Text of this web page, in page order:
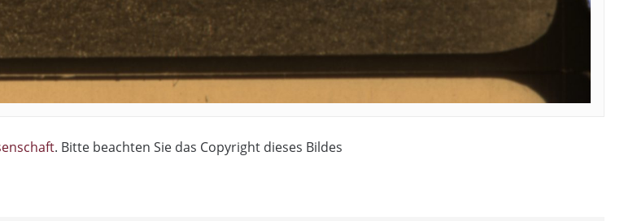
. Bitte beachten Sie das Copyright dieses Bildes